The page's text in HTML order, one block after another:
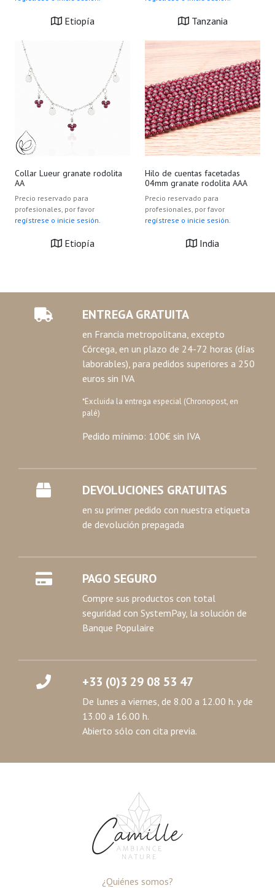
Etiopía Tanzania
Collar Lueur granate rodolita
AA
Precio reservado para
profesionales, por favor
regístrese o inicie sesión.
Etiopía
Hilo de cuentas facetadas
04mm granate rodolita AAA
Precio reservado para
profesionales, por favor
regístrese o inicie sesión.
India
ENTREGA GRATUITA
en Francia metropolitana, excepto
Córcega, en un plazo de 24-72 horas (días
laborables), para pedidos superiores a 250
euros sin IVA
*Excluida la entrega especial (Chronopost, en
palé)
Pedido mínimo: 100€ sin IVA
DEVOLUCIONES GRATUITAS
en su primer pedido con nuestra etiqueta
de devolución prepagada
PAGO SEGURO
Compre sus productos con total
seguridad con SystemPay, la solución de
Banque Populaire
+33 (0)3 29 08 53 47
De lunes a viernes, de 8.00 a 12.00 h. y de
13.00 a 16.00 h.
Abierto sólo con cita previa.
¿Quiénes somos?